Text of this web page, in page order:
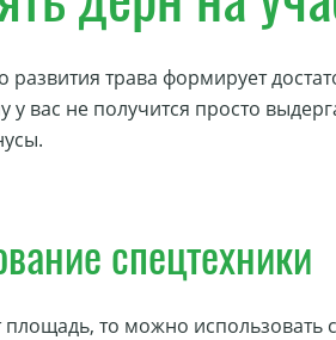
развития трава формирует
у вас не получится просто
спецтехники
площадь, то можно